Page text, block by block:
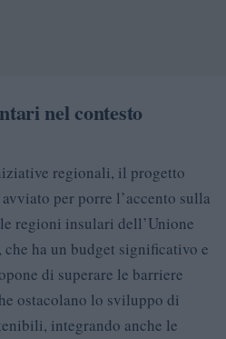
nel contesto
regionali, il progetto
per porre l’accento sulla
regioni insulari dell’Unione
ha un budget significativo e
di superare le barriere
ostacolano lo sviluppo di
integrando anche le